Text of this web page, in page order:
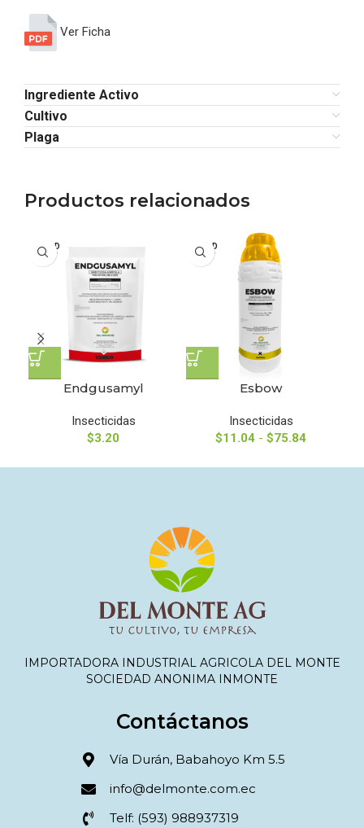
Ver Ficha
Ingrediente Activo
Cultivo
Plaga
Productos relacionados
SOLD
OUT
Endgusamyl
Insecticidas
$3.20
SOLD
OUT
Esbow
Insecticidas
$11.04 - $75.84
IMPORTADORA INDUSTRIAL AGRICOLA DEL MONTE
SOCIEDAD ANONIMA INMONTE
Contáctanos
Vía Durán, Babahoyo Km 5.5
info@delmonte.com.ec
Telf: (593) 988937319